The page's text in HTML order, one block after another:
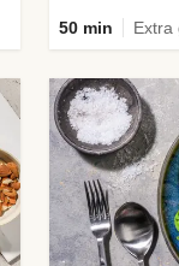
50 min